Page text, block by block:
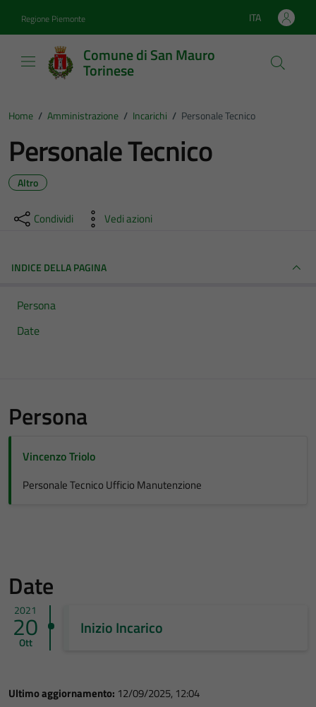
Regione Piemonte Lingua attiva:
ITA
Comune di San Mauro
Torinese
Home / Amministrazione / Incarichi / Personale Tecnico
Personale Tecnico
Altro
Condividi Vedi azioni
INDICE DELLA PAGINA
Persona
Date
Persona
Vincenzo Triolo
Personale Tecnico Ufficio Manutenzione
Date
2021
20
Ott
Inizio Incarico
Ultimo aggiornamento: 12/09/2025, 12:04